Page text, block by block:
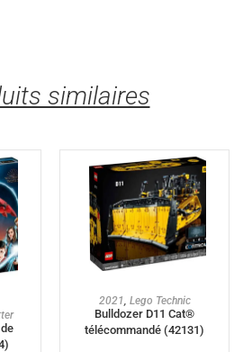
similaires
AJOUTER AU PANIER
2021, Lego Technic
Bulldozer D11 Cat®
télécommandé (42131)